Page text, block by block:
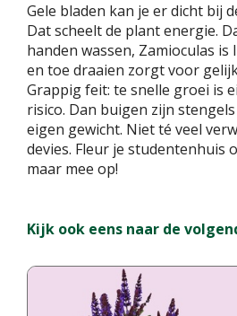
Gele bladen kan je er dicht bij
Dat scheelt de plant energie.
handen wassen, Zamioculas
en toe draaien zorgt voor
Grappig feit: te snelle groei is
risico. Dan buigen zijn
eigen gewicht. Niet té veel
devies. Fleur je studentenhuis
maar mee op!
Kijk ook eens naar de